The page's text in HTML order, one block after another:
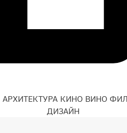
АРХИТЕКТУРА КИНО ВИНО
ДИЗАЙН